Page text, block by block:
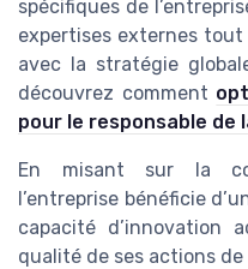
spécifiques de
expertises externes
avec la stratégie
découvrez comment
pour le responsable de
En misant sur la
l’entreprise bénéficie
capacité d’innovation
qualité de ses actions